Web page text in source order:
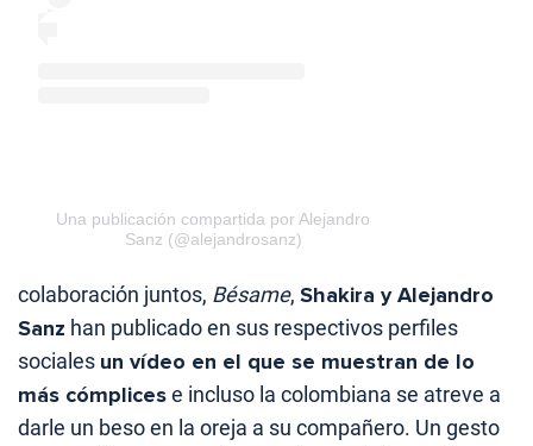
Una publicación compartida por Alejandro
Sanz (@alejandrosanz)
colaboración juntos, Bésame, Shakira y Alejandro
Sanz han publicado en sus respectivos perfiles
sociales un vídeo en el que se muestran de lo
más cómplicese incluso la colombiana se atreve a
darle un beso en la oreja a su compañero. Un gesto